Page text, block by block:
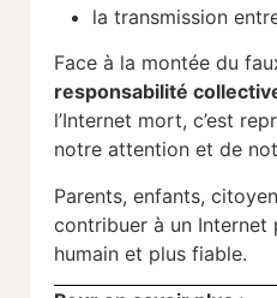
la transmission
Face à la montée du
responsabilité
l’Internet mort, c’est
notre attention et de
Parents, enfants,
contribuer à un Internet
humain et plus fiable.